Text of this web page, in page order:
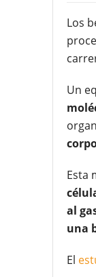
Los
Un
Esta
al
una
El